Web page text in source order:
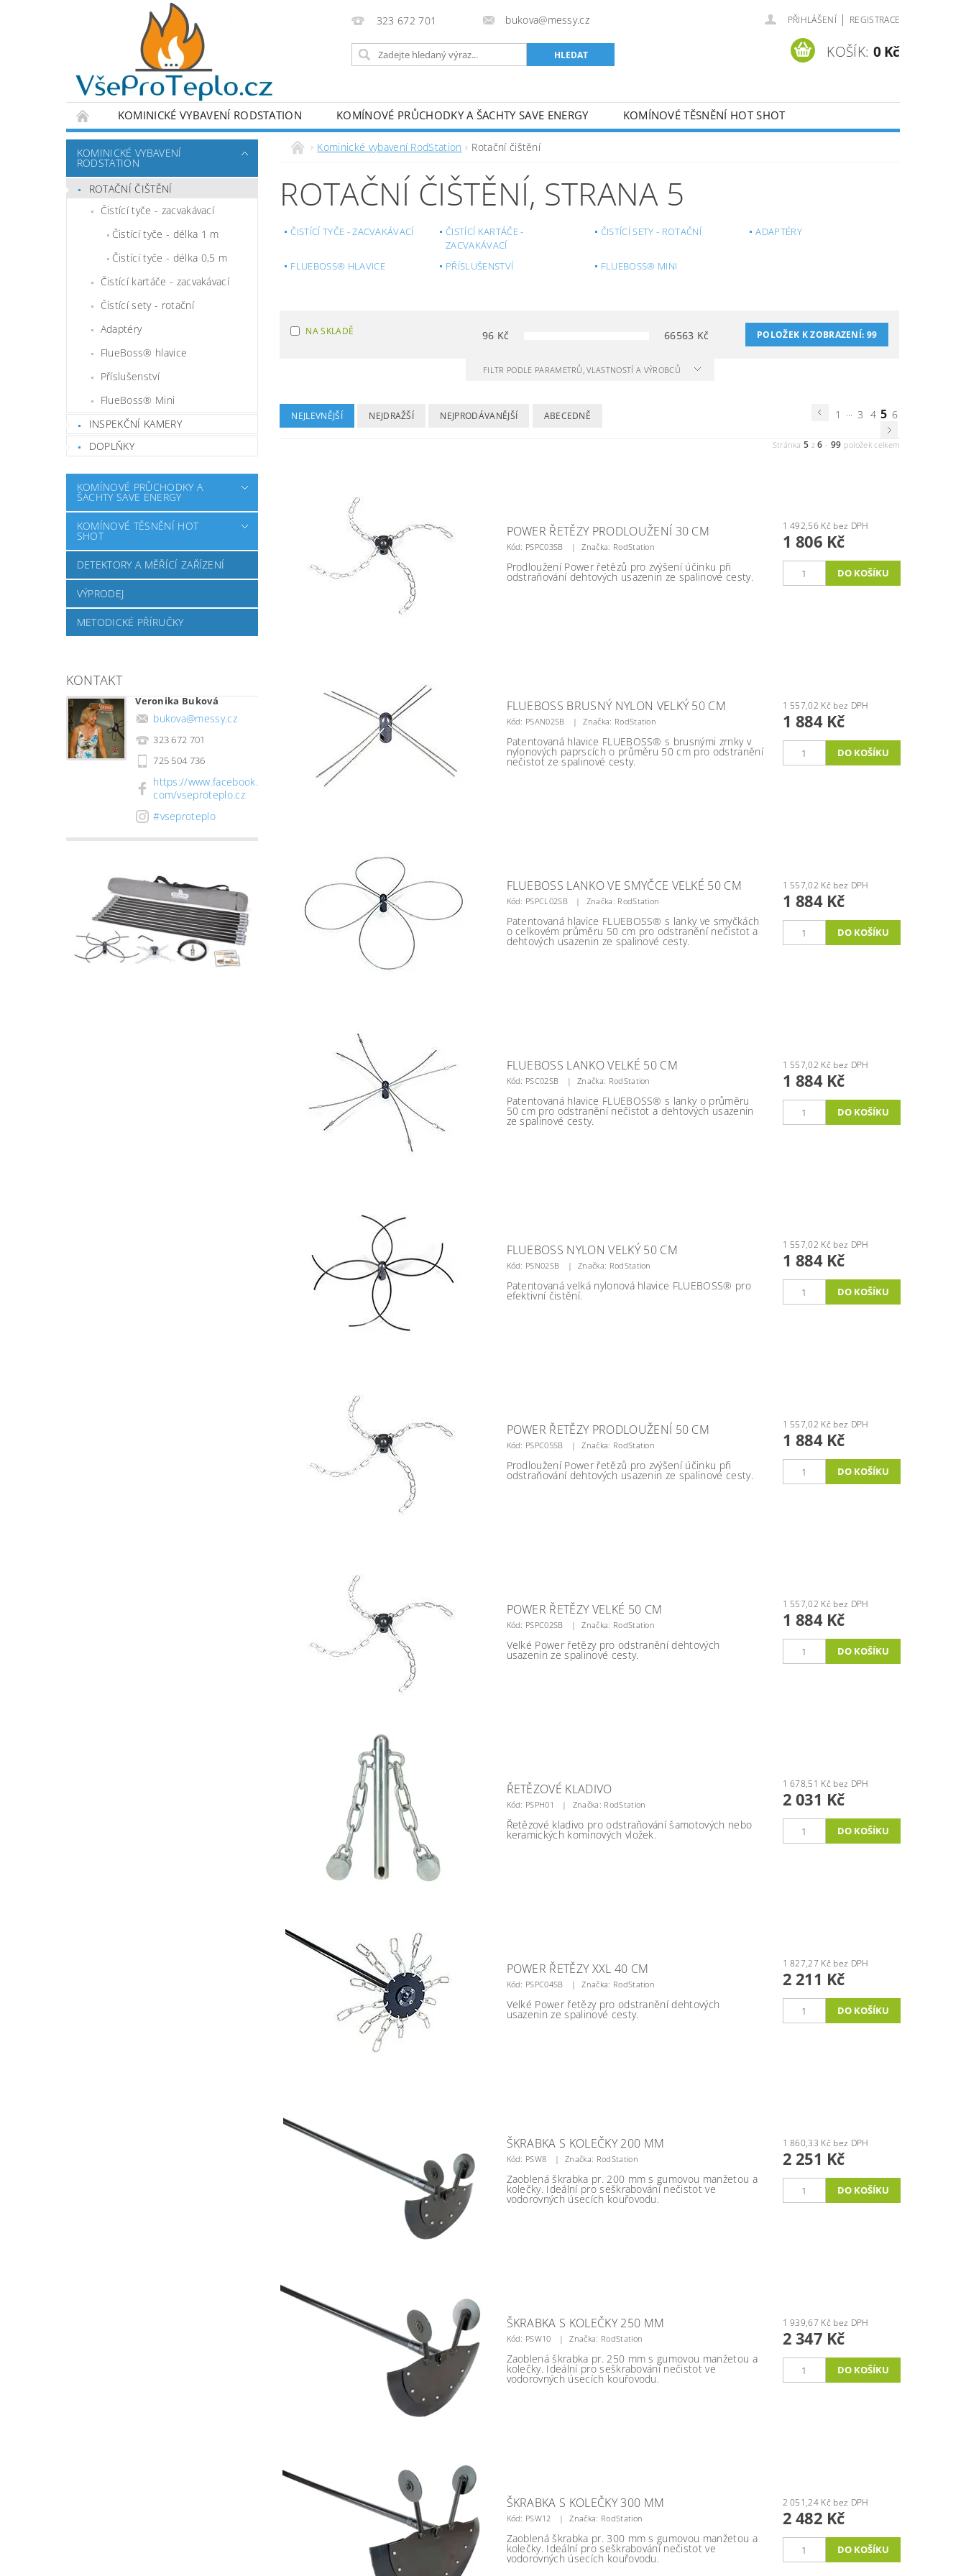
323 672 701 bukova@messy.cz PŘIHLÁŠENÍ | REGISTRACE
KOŠÍK: 0 Kč
KOMINICKÉ VYBAVENÍ RODSTATION KOMÍNOVÉ PRŮCHODKY A ŠACHTY SAVE ENERGY
KOMÍNOVÉ TĚSNĚNÍ HOT SHOT
DETEKTORY A MĚŘÍCÍ ZAŘÍZENÍ
VÝPRODEJ METODICKÉ PŘÍRUČKY OBCHODNÍ PODMÍNKY
PODMÍNKY OCHRANY OSOBNÍCH ÚDAJŮ
KOMINICKÉ VYBAVENÍ
RODSTATION
ROTAČNÍ ČIŠTĚNÍ
Čistící tyče - zacvakávací
Čistící tyče - délka 1 m
Čistící tyče - délka 0,5 m
Čistící kartáče - zacvakávací
Čistící sety - rotační
Adaptéry
FlueBoss® hlavice
Příslušenství
FlueBoss® Mini
INSPEKČNÍ KAMERY
DOPLŇKY
KOMÍNOVÉ PRŮCHODKY A
ŠACHTY SAVE ENERGY
KOMÍNOVÉ TĚSNĚNÍ HOT
SHOT
DETEKTORY A MĚŘÍCÍ ZAŘÍZENÍ
VÝPRODEJ
METODICKÉ PŘÍRUČKY
KONTAKT
Veronika Buková
bukova@messy.cz
323 672 701
725 504 736
https://www.facebook.
com/vseproteplo.cz
#vseproteplo
Kominické vybavení RodStation Rotační čištění
ROTAČNÍ ČIŠTĚNÍ, STRANA 5
ČISTÍCÍ TYČE - ZACVAKÁVACÍ
ČISTÍCÍ KARTÁČE -
ZACVAKÁVACÍ
ČISTÍCÍ SETY - ROTAČNÍ ADAPTÉRY
FLUEBOSS® HLAVICE PŘÍSLUŠENSTVÍ FLUEBOSS® MINI
NA SKLADĚ 96 Kč 66563 Kč POLOŽEK K ZOBRAZENÍ: 99
FILTR PODLE PARAMETRŮ, VLASTNOSTÍ A VÝROBCŮ
NEJLEVNĚJŠÍ NEJDRAŽŠÍ NEJPRODÁVANĚJŠÍ ABECEDNĚ 1 ... 3 4 5 6
Stránka5 z6 - 99 položek celkem
POWER ŘETĚZY PRODLOUŽENÍ 30 CM
Kód: PSPC03SB Značka: RodStation
Prodloužení Power řetězů pro zvýšení účinku při
odstraňování dehtových usazenin ze spalinové cesty.
1 492,56 Kč bez DPH
1 806 Kč
FLUEBOSS BRUSNÝ NYLON VELKÝ 50 CM
Kód: PSAN02SB Značka: RodStation
Patentovaná hlavice FLUEBOSS® s brusnými zrnky v
nylonových paprscích o průměru 50 cm pro odstranění
nečistot ze spalinové cesty.
1 557,02 Kč bez DPH
1 884 Kč
FLUEBOSS LANKO VE SMYČCE VELKÉ 50 CM
Kód: PSPCL02SB Značka: RodStation
Patentovaná hlavice FLUEBOSS® s lanky ve smyčkách
o celkovém průměru 50 cm pro odstranění nečistot a
dehtových usazenin ze spalinové cesty.
1 557,02 Kč bez DPH
1 884 Kč
FLUEBOSS LANKO VELKÉ 50 CM
Kód: PSC02SB Značka: RodStation
Patentovaná hlavice FLUEBOSS® s lanky o průměru
50 cm pro odstranění nečistot a dehtových usazenin
ze spalinové cesty.
1 557,02 Kč bez DPH
1 884 Kč
FLUEBOSS NYLON VELKÝ 50 CM
Kód: PSN02SB Značka: RodStation
Patentovaná velká nylonová hlavice FLUEBOSS® pro
efektivní čistění.
1 557,02 Kč bez DPH
1 884 Kč
POWER ŘETĚZY PRODLOUŽENÍ 50 CM
Kód: PSPC05SB Značka: RodStation
Prodloužení Power řetězů pro zvýšení účinku při
odstraňování dehtových usazenin ze spalinové cesty.
1 557,02 Kč bez DPH
1 884 Kč
POWER ŘETĚZY VELKÉ 50 CM
Kód: PSPC02SB Značka: RodStation
Velké Power řetězy pro odstranění dehtových
usazenin ze spalinové cesty.
1 557,02 Kč bez DPH
1 884 Kč
ŘETĚZOVÉ KLADIVO
Kód: PSPH01 Značka: RodStation
Řetězové kladivo pro odstraňování šamotových nebo
keramických komínových vložek.
1 678,51 Kč bez DPH
2 031 Kč
POWER ŘETĚZY XXL 40 CM
Kód: PSPC04SB Značka: RodStation
Velké Power řetězy pro odstranění dehtových
usazenin ze spalinové cesty.
1 827,27 Kč bez DPH
2 211 Kč
ŠKRABKA S KOLEČKY 200 MM
Kód: PSW8 Značka: RodStation
Zaoblená škrabka pr. 200 mm s gumovou manžetou a
kolečky. Ideální pro seškrabování nečistot ve
vodorovných úsecích kouřovodu.
1 860,33 Kč bez DPH
2 251 Kč
ŠKRABKA S KOLEČKY 250 MM
Kód: PSW10 Značka: RodStation
Zaoblená škrabka pr. 250 mm s gumovou manžetou a
kolečky. Ideální pro seškrabování nečistot ve
vodorovných úsecích kouřovodu.
1 939,67 Kč bez DPH
2 347 Kč
ŠKRABKA S KOLEČKY 300 MM
Kód: PSW12 Značka: RodStation
Zaoblená škrabka pr. 300 mm s gumovou manžetou a
kolečky. Ideální pro seškrabování nečistot ve
vodorovných úsecích kouřovodu.
2 051,24 Kč bez DPH
2 482 Kč